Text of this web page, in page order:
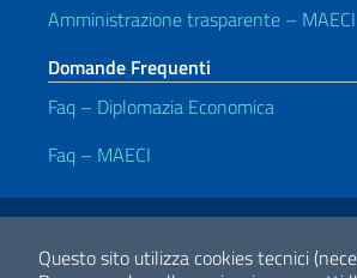
Questo sito utilizza cookies tecnici
Amministrazione trasparente – MAECI
Domande Frequenti
Faq – Diplomazia Economica
Faq – MAECI
Link Utili